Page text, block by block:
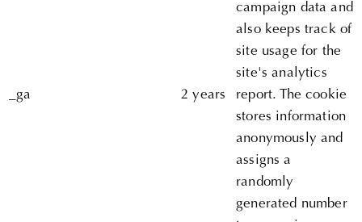
_ga 2 years
campaign data and
also keeps track of
site usage for the
site's analytics
report. The cookie
stores information
anonymously and
assigns a
randomly
generated number